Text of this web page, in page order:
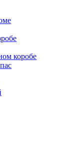
коробе